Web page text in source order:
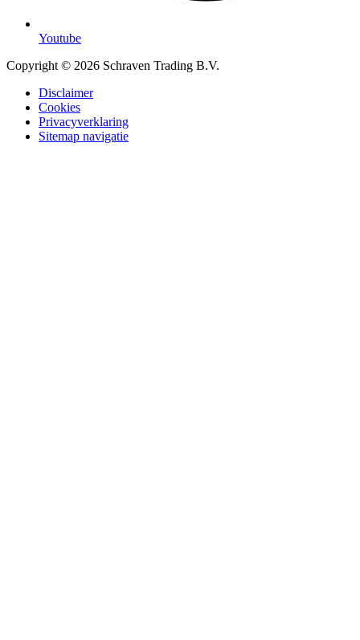
Youtube
Copyright © 2026 Schraven Trading B.V.
Disclaimer
Cookies
Privacyverklaring
Sitemap navigatie